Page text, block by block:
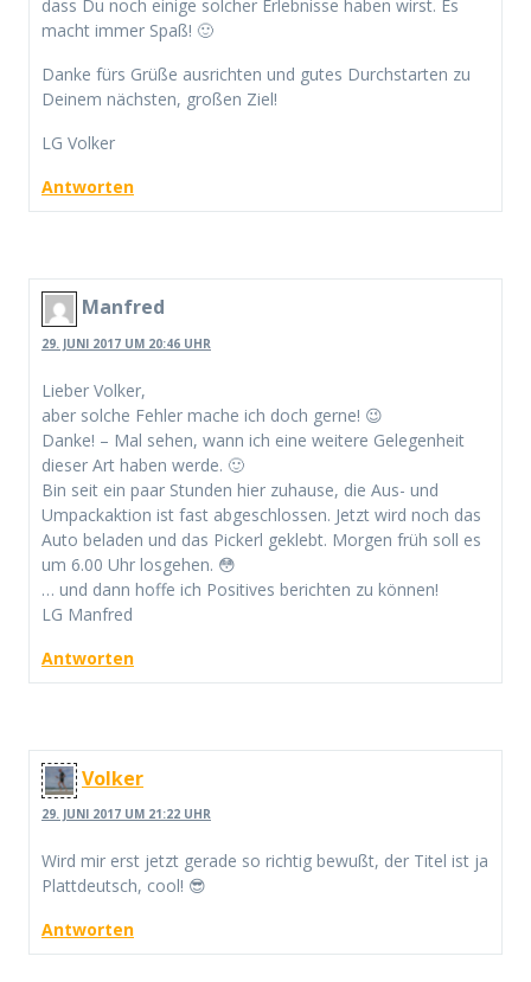
dass Du noch einige solcher Erlebnisse haben wirst. Es
macht immer Spaß! 🙂
Danke fürs Grüße ausrichten und gutes Durchstarten zu
Deinem nächsten, großen Ziel!
LG Volker
Antworten
Manfred
29. JUNI 2017 UM 20:46 UHR
Lieber Volker,
aber solche Fehler mache ich doch gerne! 😉
Danke! – Mal sehen, wann ich eine weitere Gelegenheit
dieser Art haben werde. 🙂
Bin seit ein paar Stunden hier zuhause, die Aus- und
Umpackaktion ist fast abgeschlossen. Jetzt wird noch das
Auto beladen und das Pickerl geklebt. Morgen früh soll es
um 6.00 Uhr losgehen. 😳
… und dann hoffe ich Positives berichten zu können!
LG Manfred
Antworten
Volker
29. JUNI 2017 UM 21:22 UHR
Wird mir erst jetzt gerade so richtig bewußt, der Titel ist ja
Plattdeutsch, cool! 😎
Antworten